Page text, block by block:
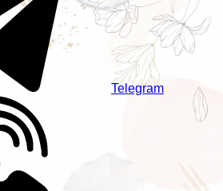
Telegram